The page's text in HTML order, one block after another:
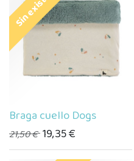
Braga cuello Dogs
21,50€ 19,35€